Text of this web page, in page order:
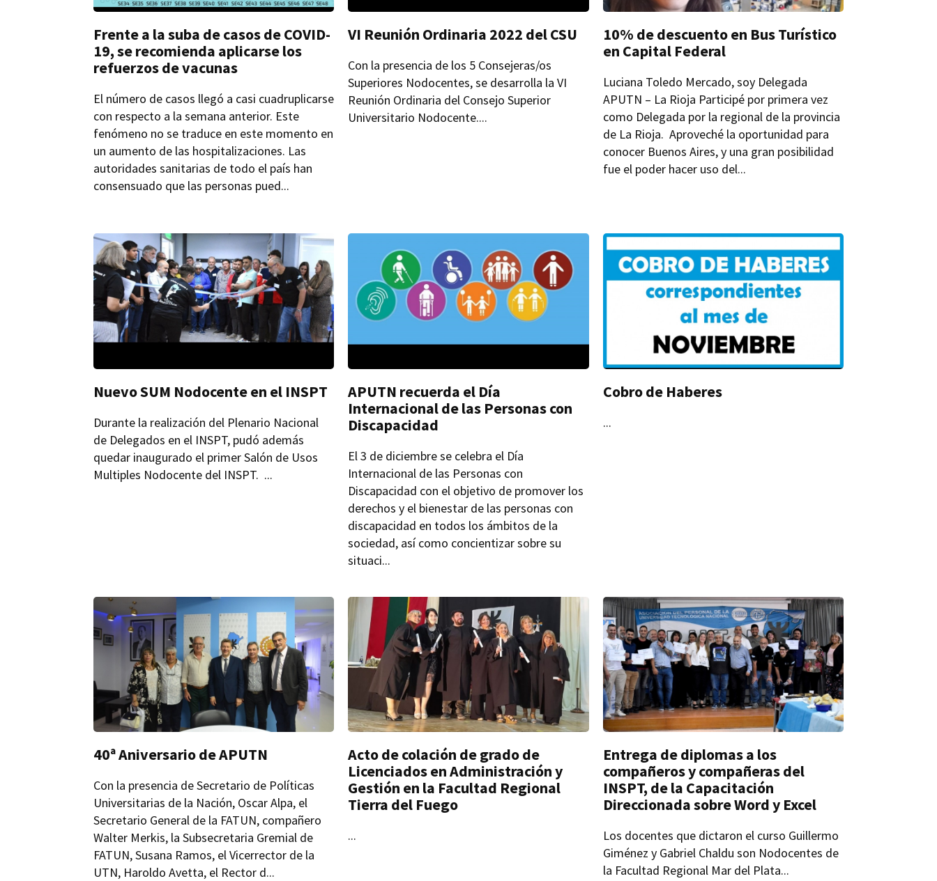
Frente a la suba de casos de COVID-
19, se recomienda aplicarse los
refuerzos de vacunas
El número de casos llegó a casi cuadruplicarse
con respecto a la semana anterior. Este
fenómeno no se traduce en este momento en
un aumento de las hospitalizaciones. Las
autoridades sanitarias de todo el país han
consensuado que las personas pued...
VI Reunión Ordinaria 2022 del CSU
Con la presencia de los 5 Consejeras/os
Superiores Nodocentes, se desarrolla la VI
Reunión Ordinaria del Consejo Superior
Universitario Nodocente....
10% de descuento en Bus Turístico
en Capital Federal
Luciana Toledo Mercado, soy Delegada
APUTN – La Rioja Participé por primera vez
como Delegada por la regional de la provincia
de La Rioja. Aproveché la oportunidad para
conocer Buenos Aires, y una gran posibilidad
fue el poder hacer uso del...
Nuevo SUM Nodocente en el INSPT
Durante la realización del Plenario Nacional
de Delegados en el INSPT, pudó además
quedar inaugurado el primer Salón de Usos
Multiples Nodocente del INSPT. ...
APUTN recuerda el Día
Internacional de las Personas con
Discapacidad
El 3 de diciembre se celebra el Día
Internacional de las Personas con
Discapacidad con el objetivo de promover los
derechos y el bienestar de las personas con
discapacidad en todos los ámbitos de la
sociedad, así como concientizar sobre su
situaci...
Cobro de Haberes
...
40ª Aniversario de APUTN
Con la presencia de Secretario de Políticas
Universitarias de la Nación, Oscar Alpa, el
Secretario General de la FATUN, compañero
Walter Merkis, la Subsecretaria Gremial de
FATUN, Susana Ramos, el Vicerrector de la
UTN, Haroldo Avetta, el Rector d...
Acto de colación de grado de
Licenciados en Administración y
Gestión en la Facultad Regional
Tierra del Fuego
...
Entrega de diplomas a los
compañeros y compañeras del
INSPT, de la Capacitación
Direccionada sobre Word y Excel
Los docentes que dictaron el curso Guillermo
Giménez y Gabriel Chaldu son Nodocentes de
la Facultad Regional Mar del Plata...